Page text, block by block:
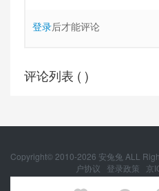
登录后才能评论
评论列表 ( )
Copyright© 2010-2026 安兔兔 ALL
户协议
登录政策
京
京公网安备